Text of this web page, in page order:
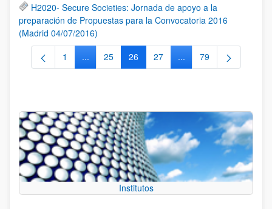
H2020- Secure Societies: Jornada de apoyo a la
preparación de Propuestas para la Convocatoria 2016
(Madrid 04/07/2016)
Página
1 ...Páginas intermedias Use TAB para desplazarse.
Página
25 Página
26 Página
27 ...Páginas intermedias
Página
79
Institutos